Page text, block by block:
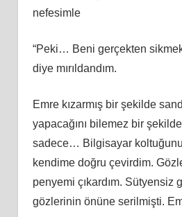
nefesimle
“Peki… Beni gerçekten
diye mırıldandım.
Emre kızarmış bir şekilde
yapacağını bilemez bir
sadece… Bilgisayar
kendime doğru çevirdim.
penyemi çıkardım. Sütyensiz
gözlerinin önüne serilmişti.